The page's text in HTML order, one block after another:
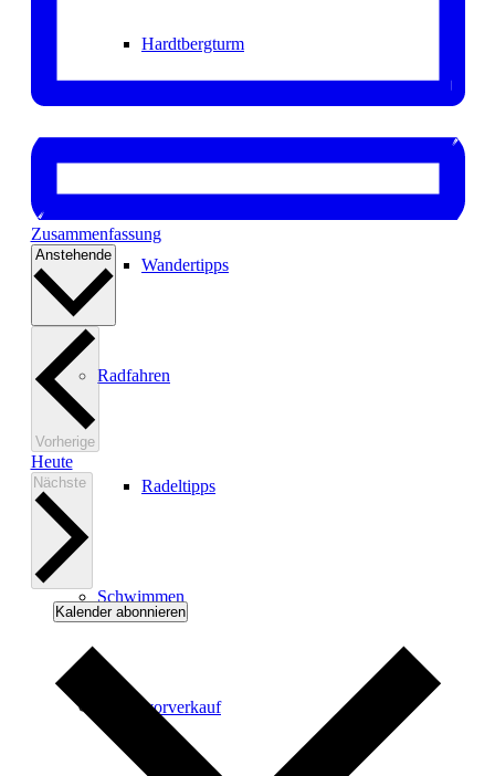
Hardtbergturm
Wandertipps
Radfahren
Radeltipps
Schwimmen
Kartenvorverkauf
Zusammenfassung
Anstehende Datum
auswählen.
VorherigeVeranstaltungen
Heute
Nächste Veranstaltungen
Kalender abonnieren